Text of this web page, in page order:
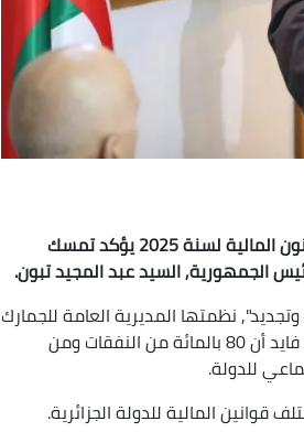
أكد وزير المالية لعزيز فايد, اليوم السبت بالجزائر العاصمة, أن مشروع قانون المالية لسنة 2025 يؤكد تمسك
الجمهورية, السيد عبد المجيد تبون.
نظمتها المديرية العامة للجمارك
بمناسبة الاحتفال بالذكرى ال70 لاندلاع ثورة نوفمبر 1954, أوضح السيد فايد أن 80 بالمائة من النفقات ومن
للدولة.
المالية للدولة الجزائرية.